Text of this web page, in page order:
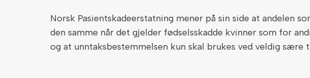
Norsk Pasientskadeerstatning mener på sin side at andelen
den samme når det gjelder fødselsskadde kvinner som for
og at unntaksbestemmelsen kun skal brukes ved veldig sære